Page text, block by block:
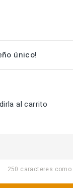
único!
al carrito
250 caracteres